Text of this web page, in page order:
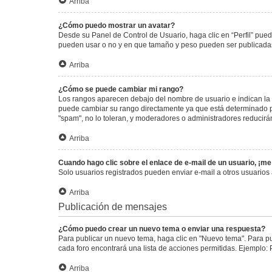
¿Cómo puedo mostrar un avatar?
Desde su Panel de Control de Usuario, haga clic en “Perfil”
pueden usar o no y en que tamaño y peso pueden ser
Arriba
¿Cómo se puede cambiar mi rango?
Los rangos aparecen debajo del nombre de usuario e indican
puede cambiar su rango directamente ya que está
"spam", no lo toleran, y moderadores o administradores
Arriba
Cuando hago clic sobre el enlace de e-mail de un usuario,
Solo usuarios registrados pueden enviar e-mail a otros
Arriba
Publicación de mensajes
¿Cómo puedo crear un nuevo tema o enviar una respuesta?
Para publicar un nuevo tema, haga clic en "Nuevo tema". Para
cada foro encontrará una lista de acciones permitidas.
Arriba